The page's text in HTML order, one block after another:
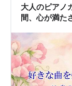
アルバム
アレルギー
ステレオ（
HOME（1997
大人のピアノ
間、心が満た